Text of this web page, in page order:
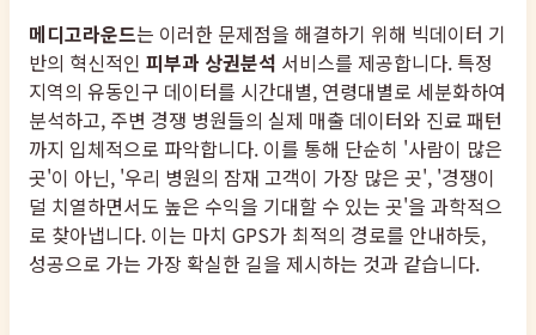
메디고라운드는 이러한 문제점을 해결하기 위해 빅데이터 기
반의 혁신적인 피부과 상권분석 서비스를 제공합니다. 특정
지역의 유동인구 데이터를 시간대별, 연령대별로 세분화하여
분석하고, 주변 경쟁 병원들의 실제 매출 데이터와 진료 패턴
까지 입체적으로 파악합니다. 이를 통해 단순히 '사람이 많은
곳'이 아닌, '우리 병원의 잠재 고객이 가장 많은 곳', '경쟁이
덜 치열하면서도 높은 수익을 기대할 수 있는 곳'을 과학적으
로 찾아냅니다. 이는 마치 GPS가 최적의 경로를 안내하듯,
성공으로 가는 가장 확실한 길을 제시하는 것과 같습니다.